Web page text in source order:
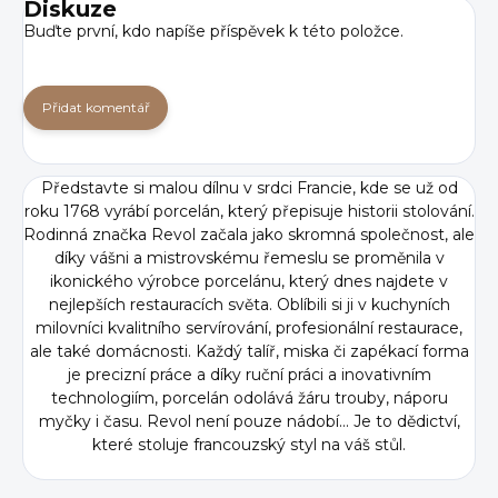
Diskuze
Buďte první, kdo napíše příspěvek k této položce.
Přidat komentář
Představte si malou dílnu v srdci Francie, kde se už od
roku 1768 vyrábí porcelán, který přepisuje historii stolování.
Rodinná značka Revol začala jako skromná společnost, ale
díky vášni a mistrovskému řemeslu se proměnila v
ikonického výrobce porcelánu, který dnes najdete v
nejlepších restauracích světa. Oblíbili si ji v kuchyních
milovníci kvalitního servírování, profesionální restaurace,
ale také domácnosti. Každý talíř, miska či zapékací forma
je precizní práce a díky ruční práci a inovativním
technologiím, porcelán odolává žáru trouby, náporu
myčky i času. Revol není pouze nádobí... Je to dědictví,
které stoluje francouzský styl na váš stůl.